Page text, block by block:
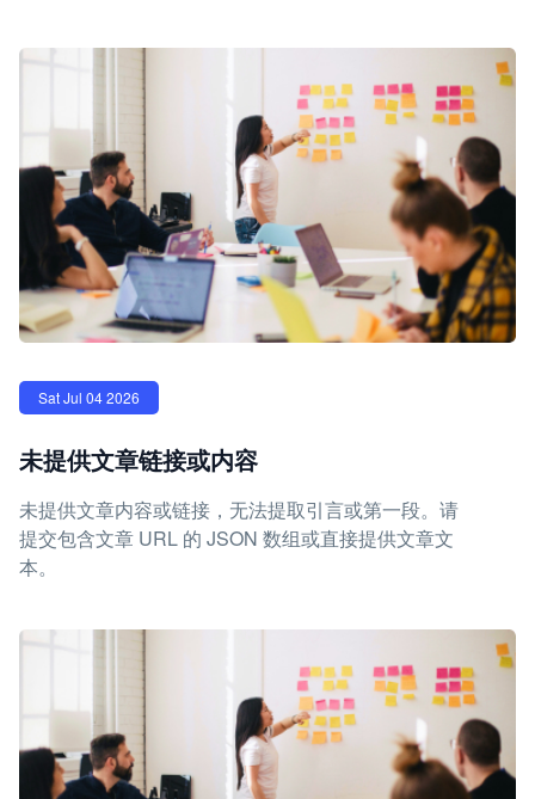
Sat Jul 04 2026
未提供文章链接或内容
未提供文章内容或链接，无法提取引言或第一段。请
提交包含文章 URL 的 JSON 数组或直接提供文章文
本。